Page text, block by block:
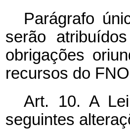
Parágrafo
serão
obrigações
recursos do
Art. 10. A
seguintes